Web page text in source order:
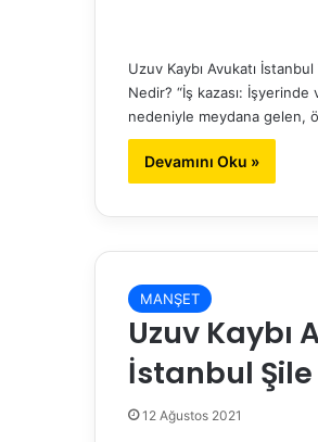
Uzuv Kaybı Avukatı
Nedir? “İş kazası:
nedeniyle meydana gelen,
Devamını Oku »
MANŞET
Uzuv Kaybı
İstanbul Şile
12 Ağustos 2021